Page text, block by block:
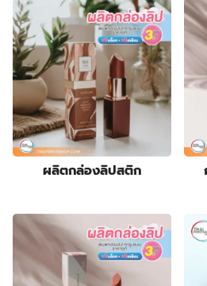
products
กล่องลิปสติก 1010
products
กล่องสบู่ 84 84
products
กล่องสบู่กระดาษคราฟท์ 33
products
กล่องสินค้า OTOP 8 8
products
กล่องอาหารเสริม 19 19
products
กล่องอื่นๆ 2828
products
กล่องเซ็ต 88
products
กล่องเซรั่ม 99
products
กล่องแบบฝาเปิดหน้า 22
products
ฉลากสินค้า 1414
products
ซองกระดาษ 11
product
ซองฟอยล์ 44
products
ถุงกระดาษ 72 72
ผลิตกล่องลิปสติก